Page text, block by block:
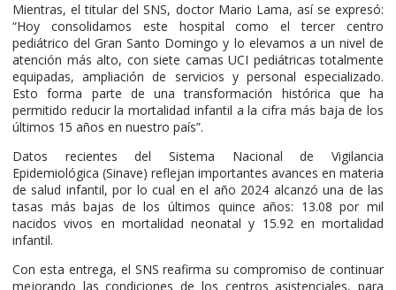
Mientras, el titular del SNS, doctor Mario Lama, así se expresó:
“Hoy consolidamos este hospital como el tercer centro
pediátrico del Gran Santo Domingo y lo elevamos a un nivel de
atención más alto, con siete camas UCI pediátricas totalmente
equipadas, ampliación de servicios y personal especializado.
Esto forma parte de una transformación histórica que ha
permitido reducir la mortalidad infantil a la cifra más baja de los
últimos 15 años en nuestro país”.
Datos recientes del Sistema Nacional de Vigilancia
Epidemiológica (Sinave) reflejan importantes avances en materia
de salud infantil, por lo cual en el año 2024 alcanzó una de las
tasas más bajas de los últimos quince años: 13.08 por mil
nacidos vivos en mortalidad neonatal y 15.92 en mortalidad
infantil.
Con esta entrega, el SNS reafirma su compromiso de continuar
mejorando las condiciones de los centros asistenciales, para